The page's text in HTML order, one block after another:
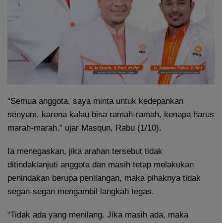
“Semua anggota, saya minta untuk kedepankan
senyum, karena kalau bisa ramah-ramah, kenapa harus
marah-marah,” ujar Masqun, Rabu (1/10).
Ia menegaskan, jika arahan tersebut tidak
ditindaklanjuti anggota dan masih tetap melakukan
penindakan berupa penilangan, maka pihaknya tidak
segan-segan mengambil langkah tegas.
“Tidak ada yang menilang. Jika masih ada, maka